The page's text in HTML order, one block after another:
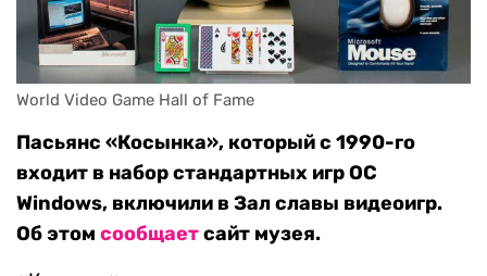
World Video Game Hall of Fame
Пасьянс «Косынка», который с 1990-го
входит в набор стандартных игр ОС
Windows, включили в Зал славы видеоигр.
Об этом сообщаетсайт музея.